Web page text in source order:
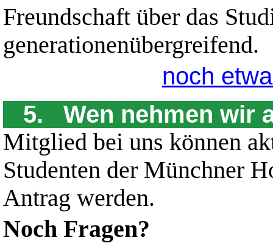
Freundschaft über das
generationenübergreifend.
noch
5. Wen nehmen wir
Mitglied bei uns können
Studenten der Münchner
Antrag werden.
Noch Fragen?